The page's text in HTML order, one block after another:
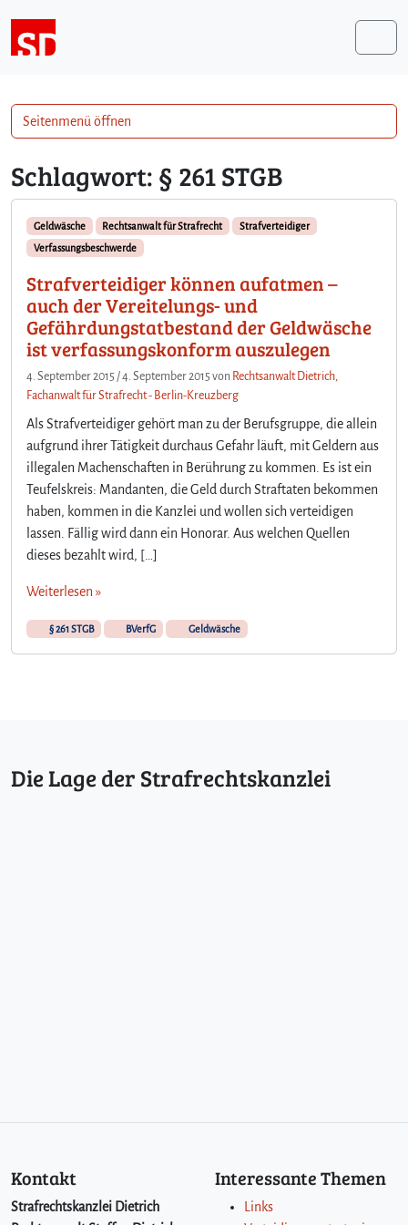
Schlagwort: § 261 STGB
Geldwäsche Rechtsanwalt für Strafrecht
Strafverteidiger
Verfassungsbeschwerde
Strafverteidiger können aufatmen –
auch der Vereitelungs- und
Gefährdungstatbestand der Geldwäsche
ist verfassungskonform auszulegen
4. September 2015 /4. September 2015von Rechtsanwalt Dietrich,
Fachanwalt für Strafrecht - Berlin-Kreuzberg
Als Strafverteidiger gehört man zu der Berufsgruppe, die allein
aufgrund ihrer Tätigkeit durchaus Gefahr läuft, mit Geldern aus
illegalen Machenschaften in Berührung zu kommen. Es ist ein
Teufelskreis: Mandanten, die Geld durch Straftaten bekommen
haben, kommen in die Kanzlei und wollen sich verteidigen
lassen. Fällig wird dann ein Honorar. Aus welchen Quellen
dieses bezahlt wird, […]
Weiterlesen »
§ 261 STGB BVerfG Geldwäsche
Seitenmenü öffnen
Die Lage der Strafrechtskanzlei
Kontakt
Strafrechtskanzlei Dietrich
Interessante Themen
Links